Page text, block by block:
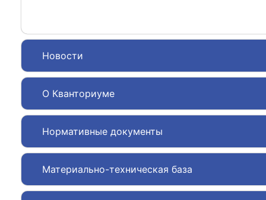
Новости
О Кванториуме
Нормативные документы
Материально-техническая база